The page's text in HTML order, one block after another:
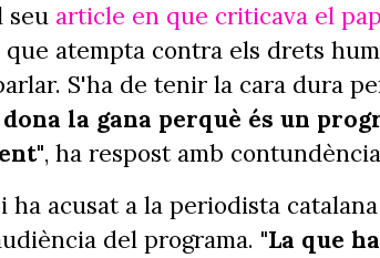
seu article en que criticava el
atempta contra els drets
S'ha de tenir la cara dura
la gana perquè és un
, ha respost amb
ha acusat a la periodista
del programa. "La que